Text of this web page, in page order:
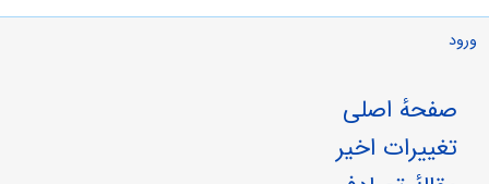
ورود
صفحهٔ اصلی
تغییرات اخیر